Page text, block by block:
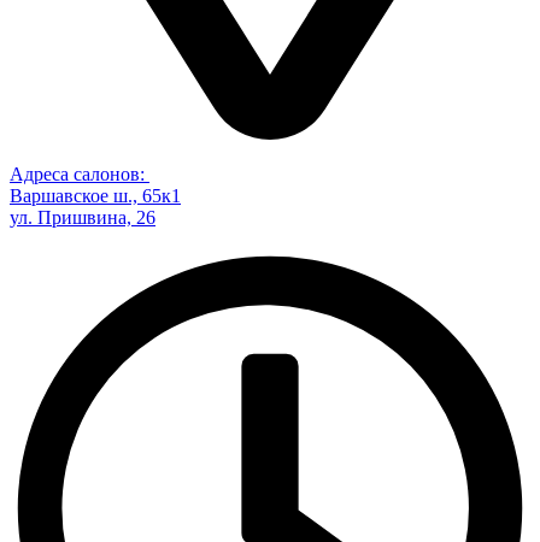
Адреса салонов:
Варшавское ш., 65к1
ул. Пришвина, 26